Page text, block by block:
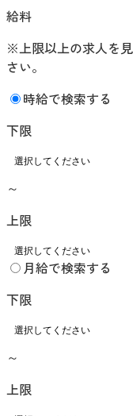
給料
※上限以上の求人を
さい。
時給で検索する
下限
～
上限
月給で検索する
下限
～
上限